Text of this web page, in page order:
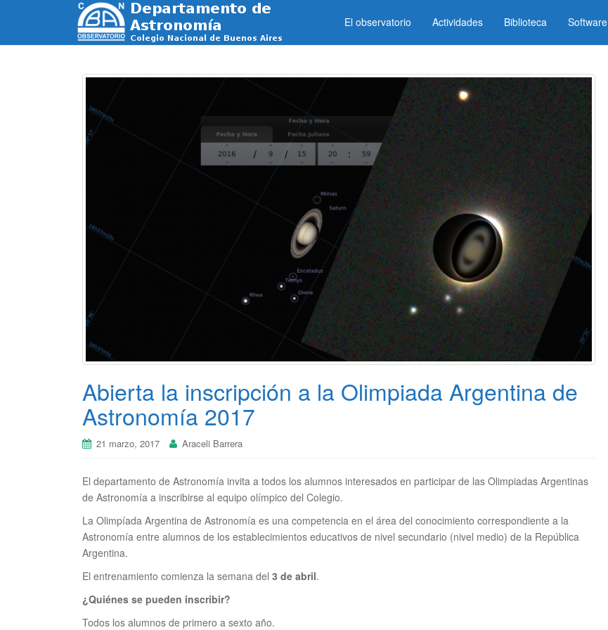
El observatorio Actividades Biblioteca Software
Abierta la inscripción a la Olimpiada Argentina de
Astronomía 2017
21 marzo, 2017 Araceli Barrera
El departamento de Astronomía invita a todos los alumnos interesados en participar de las Olimpiadas Argentinas
de Astronomía a inscribirse al equipo olímpico del Colegio.
La Olimpíada Argentina de Astronomía es una competencia en el área del conocimiento correspondiente a la
Astronomía entre alumnos de los establecimientos educativos de nivel secundario (nivel medio) de la República
Argentina.
El entrenamiento comienza la semana del 3 de abril.
¿Quiénes se pueden inscribir?
Todos los alumnos de primero a sexto año.